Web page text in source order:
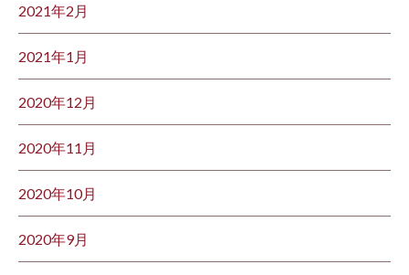
2021年2月
2021年1月
2020年12月
2020年11月
2020年10月
2020年9月